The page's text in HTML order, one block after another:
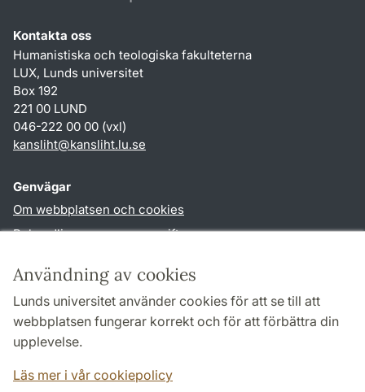
Användning av cookies
Lunds universitet använder cookies för att se till att
webbplatsen fungerar korrekt och för att förbättra din
upplevelse.
Läs mer i vår cookiepolicy
Kontakta oss
Humanistiska och teologiska fakulteterna
LUX, Lunds universitet
Box 192
221 00 LUND
046-222 00 00 (vxl)
kansliht@kansliht.lu.se
Genvägar
Om webbplatsen och cookies
Behandling av personuppgifter
TYPO3-login
Följ oss i sociala medier